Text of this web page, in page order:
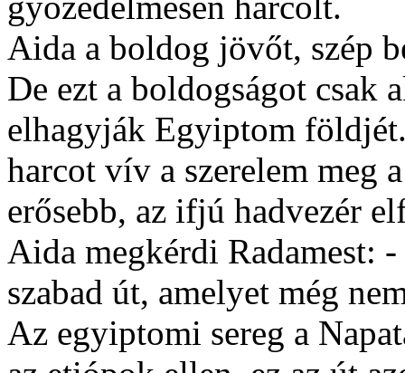
Aida a boldog jövőt, szép
De ezt a boldogságot csak
elhagyják Egyiptom
harcot vív a szerelem meg
erősebb, az ifjú hadvezér
Aida megkérdi Radamest:
szabad út, amelyet még
Az egyiptomi sereg a